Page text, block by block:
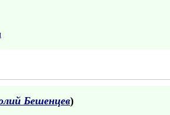
Бешенцев)